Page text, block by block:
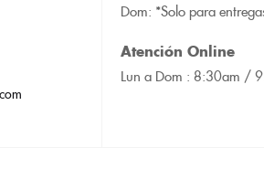
Dom: *Solo para
Atención Online
Lun a Dom : 8:30am /